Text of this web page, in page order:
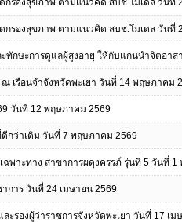
กรองสุขภาพ ตามแนวคิด สบช.โมเดล วันที่
กรองสุขภาพ ตามแนวคิด สบช.โมเดล วันที่
ทักษะการดูแลผู้สูงอายุ ให้กับแกนนำจิตอา
เรือนจำจังหวัดพะเยา วันที่ 14 พฤษภาคม
วันที่ 12 พฤษภาคม 2569
ดีกว่าเดิม วันที่ 7 พฤษภาคม 2569
ฉพาะทาง สาขาการผดุงครรภ์ รุ่นที่ 5 วันที่
การ วันที่ 24 เมษายน 2569
ะรองผู้ว่าราชการจังหวัดพะเยา วันที่ 17 เม